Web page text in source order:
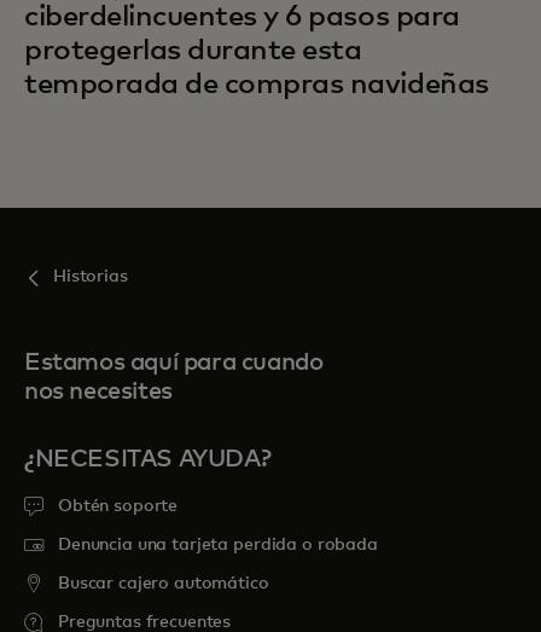
ciberdelincuentes y 6 pasos para
protegerlas durante esta
temporada de compras navideñas
Historias
Estamos aquí para cuando
nos necesites
¿NECESITAS AYUDA?
Obtén soporte
Denuncia una tarjeta perdida o robada
Buscar cajero automático
Preguntas frecuentes